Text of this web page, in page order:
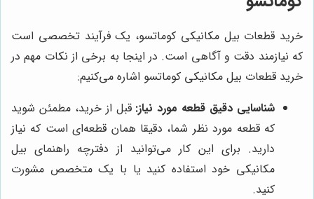
خرید قطعات بیل مکانیکی کوماتسو، یک فرآیند تخصصی است
که نیازمند دقت و آگاهی است. در اینجا به برخی از نکات مهم در
خرید قطعات بیل مکانیکی کوماتسو اشاره می‌کنیم:
شناسایی دقیق قطعه مورد نیاز: قبل از خرید، مطمئن شوید
که قطعه مورد نظر شما، دقیقا همان قطعه‌ای است که نیاز
دارید. برای این کار می‌توانید از دفترچه راهنمای بیل
مکانیکی خود استفاده کنید یا با یک متخصص مشورت
کنید.